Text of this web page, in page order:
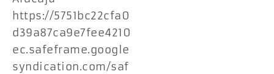
https://5751bc22cfa0
d39a87ca9e7fee4210
ec.safeframe.google
syndication.com/saf